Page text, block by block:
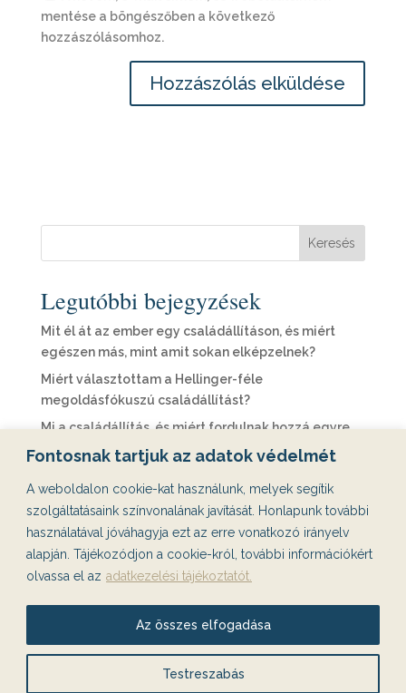
Fontosnak tartjuk az adatok védelmét
A weboldalon cookie-kat használunk, melyek segítik
szolgáltatásaink színvonalának javítását. Honlapunk további
használatával jóváhagyja ezt az erre vonatkozó irányelv
alapján. Tájékozódjon a cookie-król, további információkért
olvassa el az adatkezelési tájékoztatót.
Testreszabás
Az összes elfogadása
mentése a böngészőben a következő
hozzászólásomhoz.
Keresés
Legutóbbi bejegyzések
Mit él át az ember egy családállításon, és miért
egészen más, mint amit sokan elképzelnek?
Miért választottam a Hellinger-féle
megoldásfókuszú családállítást?
Mi a családállítás, és miért fordulnak hozzá egyre
többen?
történetek az életemben?
emberek – miért akarunk egyre jobban párt találni,
miközben egyre inkább egyedül maradunk?
Legutóbbi hozzászólások
Nincs megjeleníthető bejegyzés.